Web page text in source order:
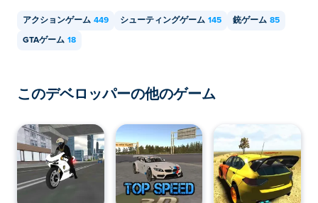
アクションゲーム 449 シューティングゲーム 145 銃ゲーム 85
GTAゲーム 18
このデベロッパーの他のゲーム